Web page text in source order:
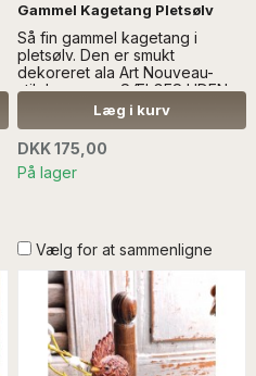
Gammel Kagetang Pletsølv
Så fin gammel kagetang i
pletsølv. Den er smukt
dekoreret ala Art Nouveau-
stil...Læs mere SÆLGES UDEN
ANDEN DEKORATION
Læg i kurv
DKK 175,00
På lager
Vælg for at sammenligne